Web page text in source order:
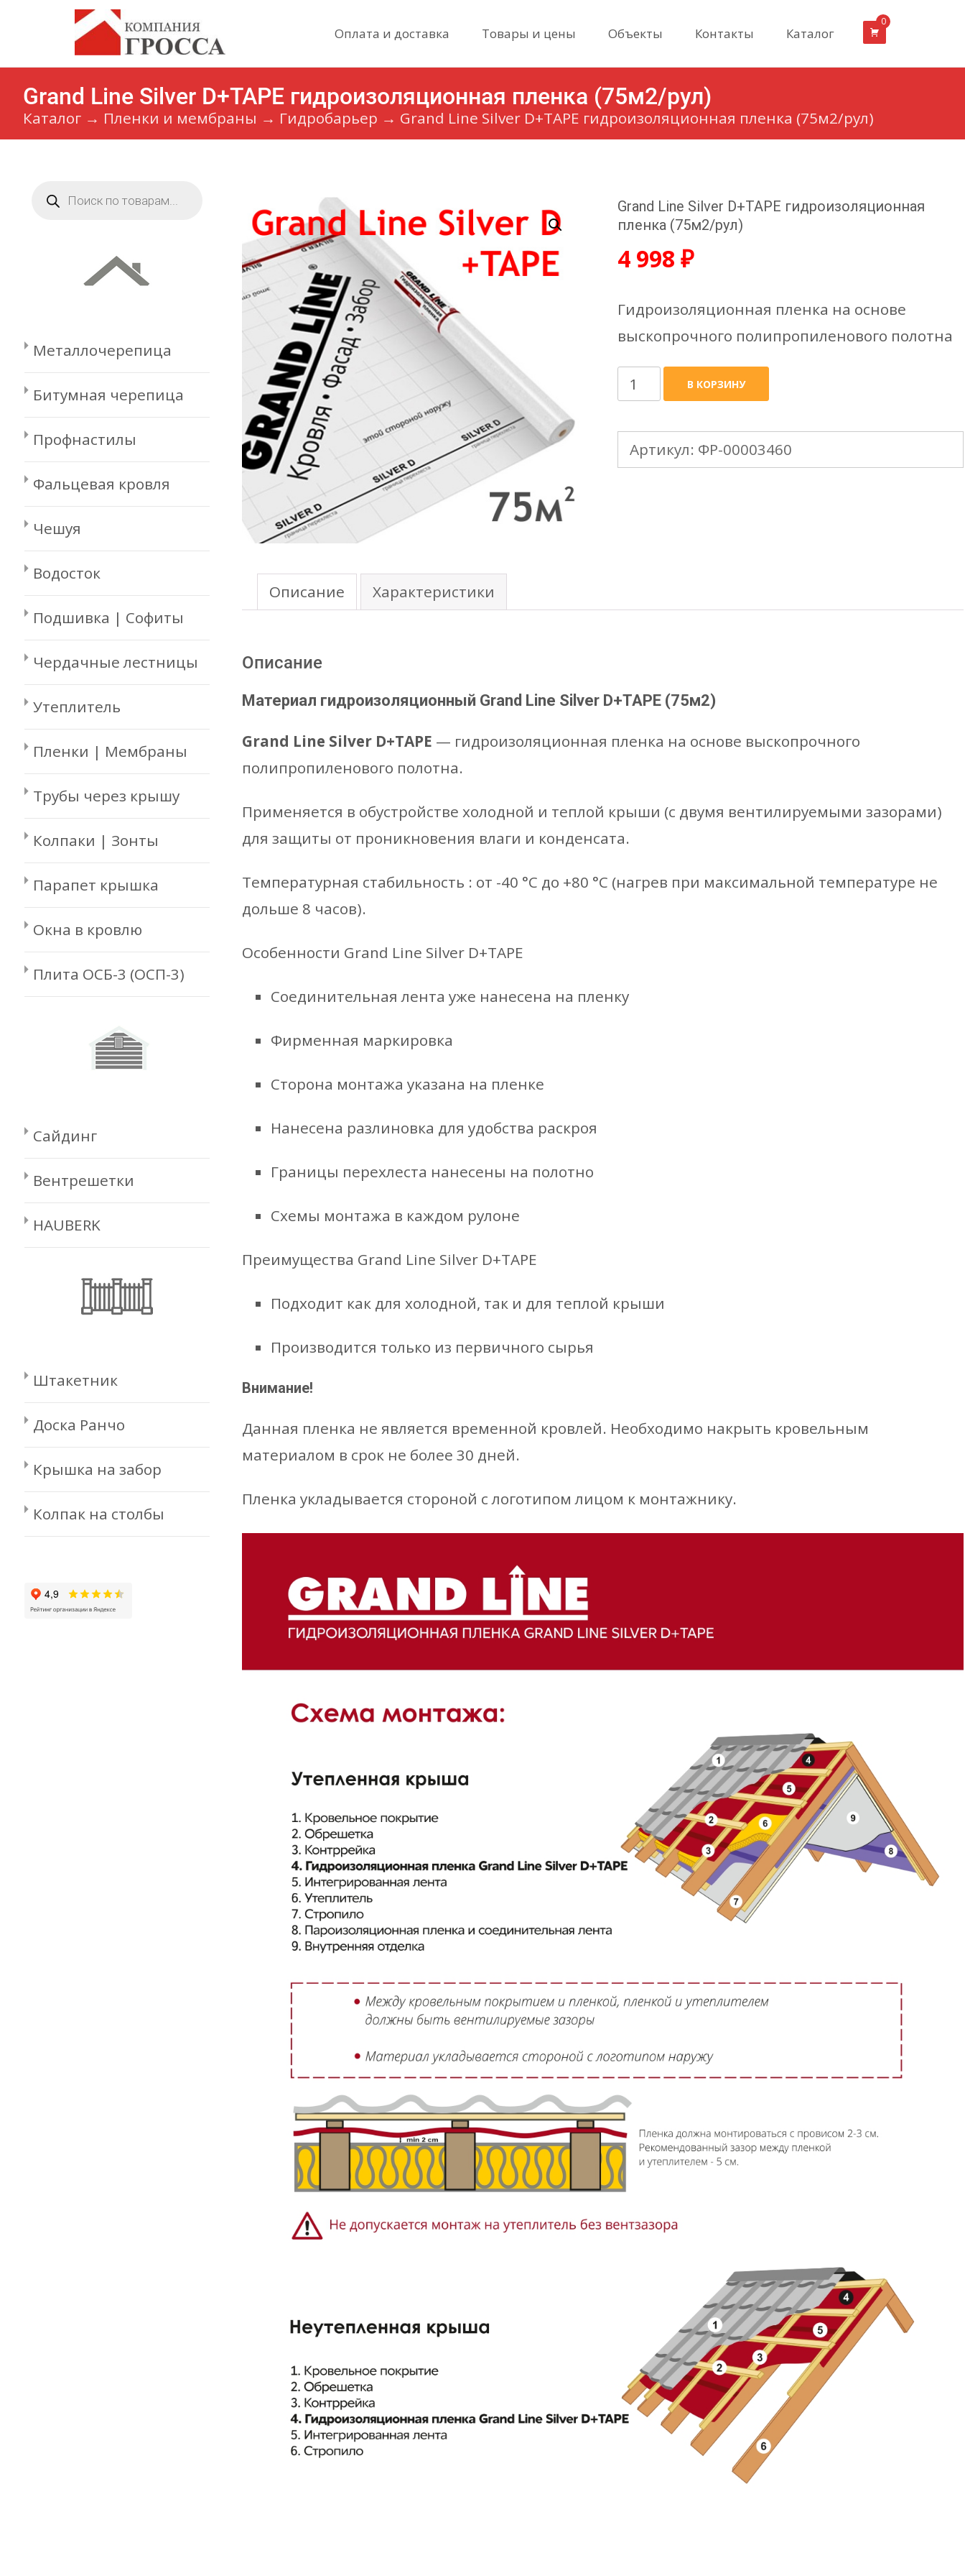
content
Оплата и доставка Товары и цены Объекты Контакты Каталог
0
Grand Line Silver D+TAPE гидроизоляционная пленка (75м2/рул)
Каталог → Пленки и мембраны → Гидробарьер → Grand Line Silver D+TAPE гидроизоляционная пленка (75м2/рул)
Grand Line Silver D+TAPE гидроизоляционная
пленка (75м2/рул)
4 998 ₽
Гидроизоляционная пленка на основе
выскопрочного полипропиленового полотна
Количество
товара
Grand
Line
В КОРЗИНУ
Артикул: ФР-00003460
Описание Характеристики
Описание
Материал гидроизоляционный Grand Line Silver D+TAPE (75м2)
Grand Line Silver D+TAPE — гидроизоляционная пленка на основе выскопрочного
полипропиленового полотна.
Применяется в обустройстве холодной и теплой крыши (с двумя вентилируемыми зазорами)
для защиты от проникновения влаги и конденсата.
Температурная стабильность : от -40 °C до +80 °C (нагрев при максимальной температуре не
дольше 8 часов).
Особенности Grand Line Silver D+TAPE
Соединительная лента уже нанесена на пленку
Фирменная маркировка
Сторона монтажа указана на пленке
Нанесена разлиновка для удобства раскроя
Границы перехлеста нанесены на полотно
Схемы монтажа в каждом рулоне
Преимущества Grand Line Silver D+TAPE
Подходит как для холодной, так и для теплой крыши
Производится только из первичного сырья
Внимание!
Данная пленка не является временной кровлей. Необходимо накрыть кровельным
материалом в срок не более 30 дней.
Пленка укладывается стороной с логотипом лицом к монтажнику.
товаров
Металлочерепица
Битумная черепица
Профнастилы
Фальцевая кровля
Чешуя
Водосток
Подшивка | Софиты
Чердачные лестницы
Утеплитель
Пленки | Мембраны
Трубы через крышу
Колпаки | Зонты
Парапет крышка
Окна в кровлю
Плита ОСБ-3 (ОСП-3)
Сайдинг
Вентрешетки
HAUBERK
Штакетник
Доска Ранчо
Крышка на забор
Колпак на столбы